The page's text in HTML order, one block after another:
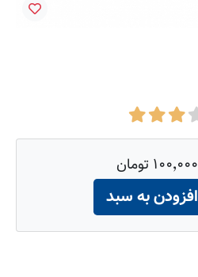
۱۰۰٬۰۰۰ تومان
افزودن به سبد